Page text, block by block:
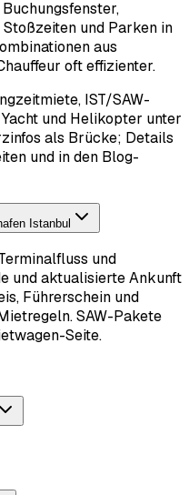
und Parken in
aus
oft effizienter.
IST/SAW-
und Helikopter unter
als Brücke; Details
und in den Blog-
Istanbul
und
und aktualisierte Ankunft
Führerschein und
SAW-Pakete
Seite.